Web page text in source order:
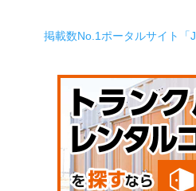
掲載数No.1ポータルサイト「